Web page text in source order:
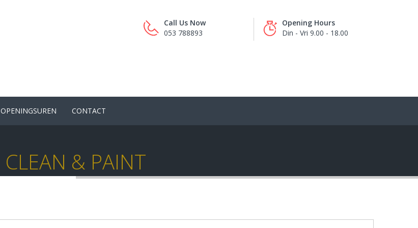
Call Us Now
053 788893
Opening Hours
Din - Vri 9.00 - 18.00
OPENINGSUREN CONTACT
CLEAN & PAINT